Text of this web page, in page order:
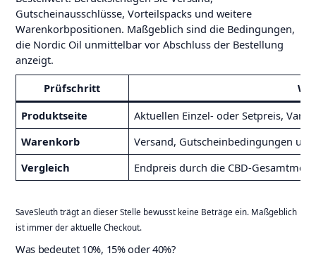
Gutscheinausschlüsse, Vorteilspacks und weitere
Warenkorbpositionen. Maßgeblich sind die Bedingungen,
die Nordic Oil unmittelbar vor Abschluss der Bestellung
anzeigt.
Prüfschritt
Produktseite
Aktuellen Einzel- oder Setpreis,
Warenkorb
Versand, Gutscheinbedingungen
Vergleich
Endpreis durch die CBD-
SaveSleuth trägt an dieser Stelle bewusst keine Beträge ein. Maßgeblich
ist immer der aktuelle Checkout.
Was bedeutet 10%, 15% oder 40%?